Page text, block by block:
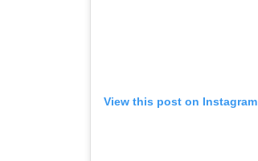
View this post on Instagram